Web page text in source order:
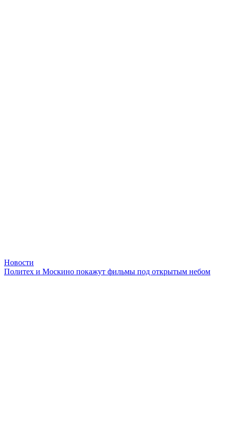
Новости
Политех и Москино покажут фильмы под открытым небом